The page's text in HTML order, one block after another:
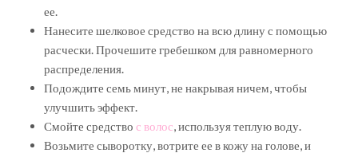
ее.
Нанесите шелковое средство на всю длину с помощью
расчески. Прочешите гребешком для равномерного
распределения.
Подождите семь минут, не накрывая ничем, чтобы
улучшить эффект.
Смойте средство с волос, используя теплую воду.
Возьмите сыворотку, вотрите ее в кожу на голове, и